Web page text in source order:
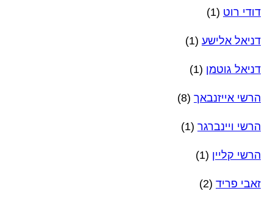
דודי רוט (1)
דניאל אלישע (1)
דניאל גוטמן (1)
הרשי אייזנבאך (8)
הרשי ויינברגר (1)
הרשי קליין (1)
זאבי פריד (2)